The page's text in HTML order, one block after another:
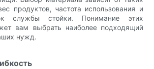
продуктов, частота использования и
службы стойки. Понимание этих
вам выбрать наиболее подходящий
нужд.